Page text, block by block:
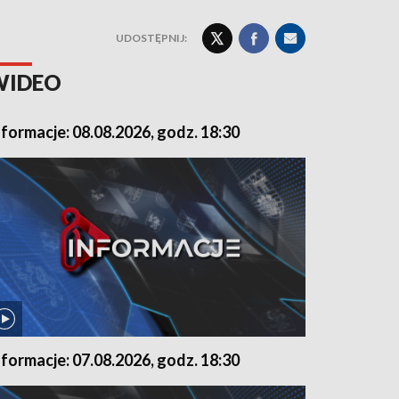
UDOSTĘPNIJ:
08.08.2026, godz. 18:30
07.08.2026, godz. 18:30